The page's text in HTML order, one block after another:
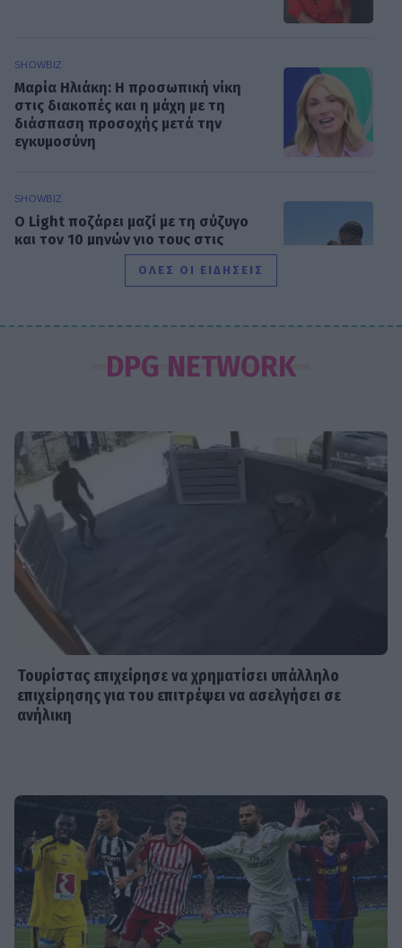
SHOWBIZ
Μαρία Ηλιάκη: Η προσωπική νίκη
στις διακοπές και η μάχη με τη
διάσπαση προσοχής μετά την
εγκυμοσύνη
SHOWBIZ
Ο Light ποζάρει μαζί με τη σύζυγο
και τον 10 μηνών γιο τους στις
πρώτες καλοκαιρινές διακοπές τους.
Ακύρωσε live εμφάνιση η Ανδρομάχη
λόγω φαρυγγίτιδας - Ζήτησε
SHOWBIZ
Δανάη Μπάρκα: Η αποστομωτική
απάντηση με χιούμορ για το σχόλιο
περί πλαστικής στο Instagram
SHOWBIZ
Γιάννης Βαρδής: «Η αγάπη μας είναι
αδιαπραγμάτευτη και μεγαλώνει
κάθε χρόνο. Χρόνια πολλά μπαμπά.».
Φραγκούλης!»
MEDIA
Μάχη για την πρωινή ζώνη τον
Αύγουστο: Οι εκπλήξεις των
καναλιών και τα νούμερα
ΟΛΕΣ ΟΙ ΕΙΔΗΣΕΙΣ
DPG NETWORK
Τουρίστας επιχείρησε να χρηματίσει υπάλληλο
επιχείρησης για του επιτρέψει να ασελγήσει σε
ανήλικη